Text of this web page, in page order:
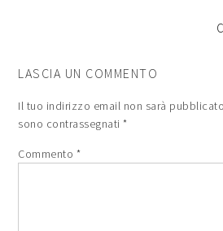
LASCIA UN COMMENTO
Il tuo indirizzo email non sarà
sono contrassegnati*
Commento *